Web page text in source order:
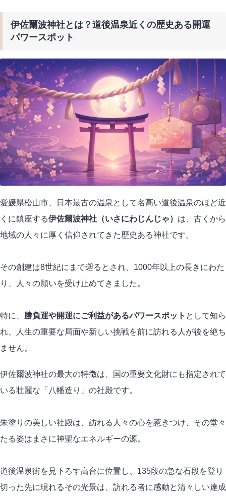
伊佐爾波神社とは？道後温泉近くの歴史ある開運
パワースポット
愛媛県松山市、日本最古の温泉として名高い道後温泉のほど近
くに鎮座する伊佐爾波神社（いさにわじんじゃ） は、古くから
地域の人々に厚く信仰されてきた歴史ある神社です。
その創建は8世紀にまで遡るとされ、1000年以上の長きにわた
り、人々の願いを受け止めてきました。
特に、 勝負運や開運にご利益があるパワースポット として知ら
れ、人生の重要な局面や新しい挑戦を前に訪れる人が後を絶ち
ません。
伊佐爾波神社の最大の特徴は、国の重要文化財にも指定されて
いる壮麗な「八幡造り」の社殿です。
朱塗りの美しい社殿は、訪れる人々の心を惹きつけ、その堂々
たる姿はまさに神聖なエネルギーの源。
道後温泉街を見下ろす高台に位置し、135段の急な石段を登り
切った先に現れるその光景は、訪れる者に感動と清々しい達成